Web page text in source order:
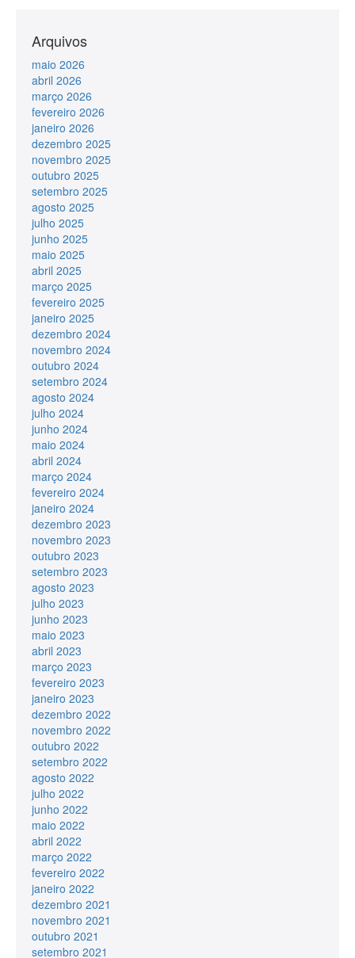
Arquivos
maio 2026
abril 2026
março 2026
fevereiro 2026
janeiro 2026
dezembro 2025
novembro 2025
outubro 2025
setembro 2025
agosto 2025
julho 2025
junho 2025
maio 2025
abril 2025
março 2025
fevereiro 2025
janeiro 2025
dezembro 2024
novembro 2024
outubro 2024
setembro 2024
agosto 2024
julho 2024
junho 2024
maio 2024
abril 2024
março 2024
fevereiro 2024
janeiro 2024
dezembro 2023
novembro 2023
outubro 2023
setembro 2023
agosto 2023
julho 2023
junho 2023
maio 2023
abril 2023
março 2023
fevereiro 2023
janeiro 2023
dezembro 2022
novembro 2022
outubro 2022
setembro 2022
agosto 2022
julho 2022
junho 2022
maio 2022
abril 2022
março 2022
fevereiro 2022
janeiro 2022
dezembro 2021
novembro 2021
outubro 2021
setembro 2021